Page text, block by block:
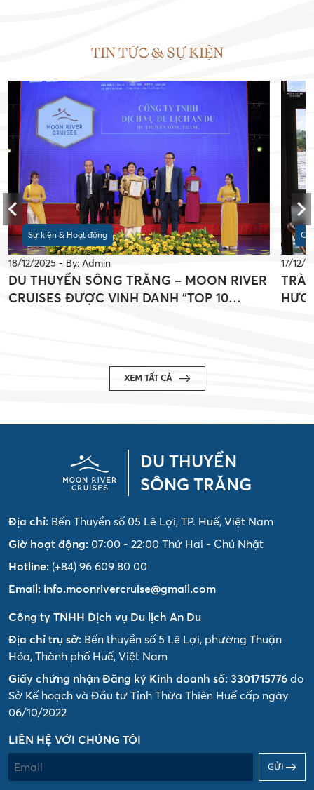
TIN TỨC & SỰ KIỆN
Sự kiện & Hoạt động
18/12/2025 - By: Admin
DU THUYỀN SÔNG TRĂNG – MOON RIVER
CRUISES ĐƯỢC VINH DANH “TOP 10
17/12/
TRÀ
XEM TẤT CẢ
DU THUYỀN
SÔNG TRĂNG
Địa chỉ: Bến Thuyền số 05 Lê Lợi, TP. Huế, Việt Nam
Giờ hoạt động: 07:00 - 22:00 Thứ Hai - Chủ Nhật
Hotline: (+84) 96 609 80 00
Email: info.moonrivercruise@gmail.com
Công ty TNHH Dịch vụ Du lịch An Du
Địa chỉ trụ sở: Bến thuyền số 5 Lê Lợi, phường Thuận
Hóa, Thành phố Huế, Việt Nam
Giấy chứng nhận Đăng ký Kinh doanh số: 3301715776 do
Sở Kế hoạch và Đầu tư Tỉnh Thừa Thiên Huế cấp ngày
06/10/2022
LIÊN HỆ VỚI CHÚNG TÔI
GỬI